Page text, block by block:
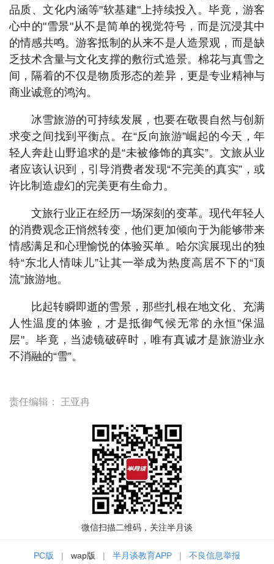
品质、文化内涵等"软基建"上持续投入。毕竟，游客
心中的"雪景"从不是简单的视觉符号，而是沉浸其中
的情感共鸣。游客抵制的从来不是人造景观，而是缺
乏技术含量与文化支撑的敷衍式造景。棉花与真雪之
间，隔着的不仅是物质形态的差异，更是专业精神与
商业诚意的鸿沟。
冰雪旅游的可持续发展，也要在敬畏自然与创新
求变之间找到平衡点。在“反向旅游”崛起的今天，年
轻人奔赴山野追求的是“未被修饰的真实”。文旅从业
者应该认识到，引导消费者发现“不完美的真实”，或
许比制造虚幻的完美更有生命力。
文旅行业正在经历一场深刻的变革。现代年轻人
的消费观念正悄然转变，他们更加倾向于为能够带来
情感满足和心理愉悦的体验买单。哈尔滨展现出的独
特“东北人情味儿”让其一举成为热度高居不下的“顶
流”旅游地。
比起转瞬即逝的雪景，那些扎根在地文化、充满
人性温度的体验，才是抵御气候无常的永恒"保温
层"。毕竟，当滤镜破碎时，唯有真诚才是旅游业永
不消融的“雪”。
责任编辑： 王亚冉
微信扫描二维码，关注半月谈
PC版 | wap版 | 半月谈教育APP | 不良信息举报